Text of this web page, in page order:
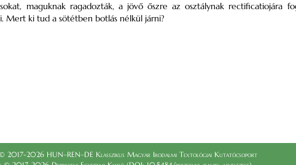
maguknak ragadozták, a jövő őszre az osztálynak rectificatiojára
Mert ki tud a sötétben botlás nélkül járni?
2017-2026 HUN–REN–DE Klasszikus Magyar Irodalmi Textológiai Kutatócsoport